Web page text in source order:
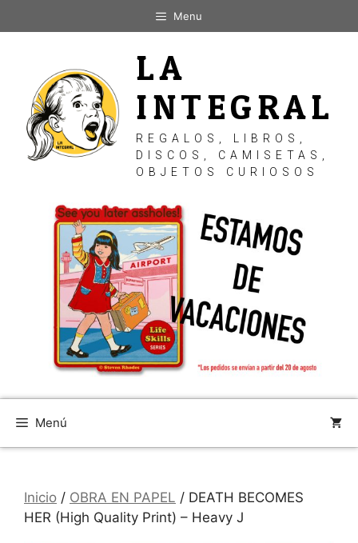
al
Menu
LA
INTEGRAL
REGALOS, LIBROS,
DISCOS, CAMISETAS,
OBJETOS CURIOSOS
Menú
Inicio / OBRA EN PAPEL / DEATH BECOMES
HER (High Quality Print) – Heavy J